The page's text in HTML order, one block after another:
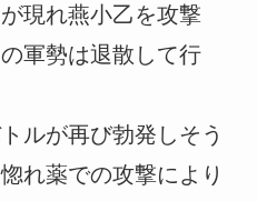
現れ燕小乙を攻撃
軍勢は退散して行
ルが再び勃発しそう
れ薬での攻撃により